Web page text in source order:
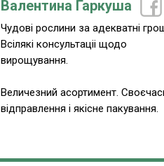
Валентина Гаркуша
Чудові рослини за адекватні
Всілякі консультаціі щодо
вирощування.
Величезний асортимент.
відправлення і якісне пакування.